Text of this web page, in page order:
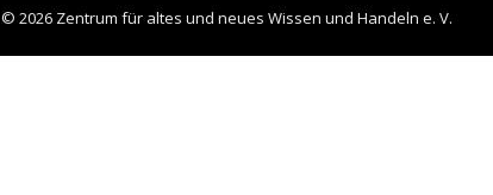
© 2026 Zentrum für altes und neues Wissen und Handeln e. V.